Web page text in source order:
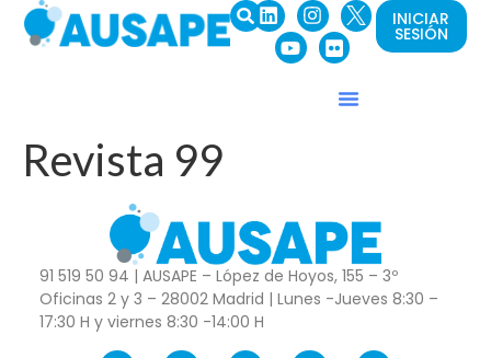
INICIAR
SESIÓN
Revista 99
91 519 50 94 | AUSAPE – López de Hoyos, 155 – 3º
Oficinas 2 y 3 – 28002 Madrid | Lunes -Jueves 8:30 –
17:30 H y viernes 8:30 -14:00 H